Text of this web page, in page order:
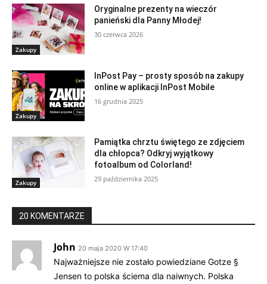
Zakupy
Oryginalne prezenty na wieczór
panieński dla Panny Młodej!
30 czerwca 2026
Zakupy
InPost Pay – prosty sposób na zakupy
online w aplikacji InPost Mobile
16 grudnia 2025
Zakupy
Pamiątka chrztu świętego ze zdjęciem
dla chłopca? Odkryj wyjątkowy
fotoalbum od Colorland!
29 października 2025
20 KOMENTARZE
John 20 maja 2020 W 17:40
Najważniejsze nie zostało powiedziane Gotze §
Jensen to polska ściema dla naiwnych. Polska